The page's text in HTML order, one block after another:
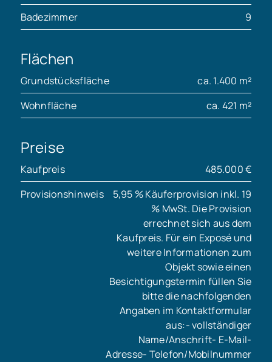
Badezimmer
9
Flächen
Grundstücksfläche
ca. 1.400 m²
Wohnfläche
ca. 421 m²
Preise
Kaufpreis
485.000 €
Provisionshinweis
5,95 % Käuferprovision inkl. 19
% MwSt. Die Provision
errechnet sich aus dem
Kaufpreis. Für ein Exposé und
weitere Informationen zum
Objekt sowie einen
Besichtigungstermin füllen Sie
bitte die nachfolgenden
Angaben im Kontaktformular
aus:- vollständiger
Name/Anschrift- E-Mail-
Adresse- Telefon/Mobilnummer